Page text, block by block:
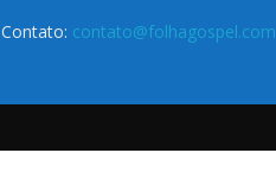
Contato: contato@folhagospel.com